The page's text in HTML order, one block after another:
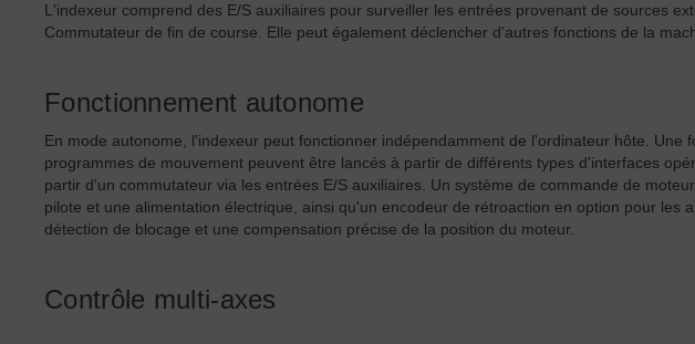
L'indexeur comprend des E/S auxiliaires pour surveiller les entrées provenant de sources
Commutateur de fin de course. Elle peut également déclencher d'autres fonctions de la
Fonctionnement autonome
En mode autonome, l'indexeur peut fonctionner indépendamment de l'ordinateur hôte. Une
programmes de mouvement peuvent être lancés à partir de différents types d'interfaces
partir d'un commutateur via les entrées E/S auxiliaires. Un système de commande de
pilote et une alimentation électrique, ainsi qu'un encodeur de rétroaction en option pour les
détection de blocage et une compensation précise de la position du moteur.
Contrôle multi-axes